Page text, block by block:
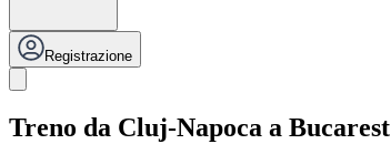
Registrazione
Treno da Cluj-Napoca a Bucarest